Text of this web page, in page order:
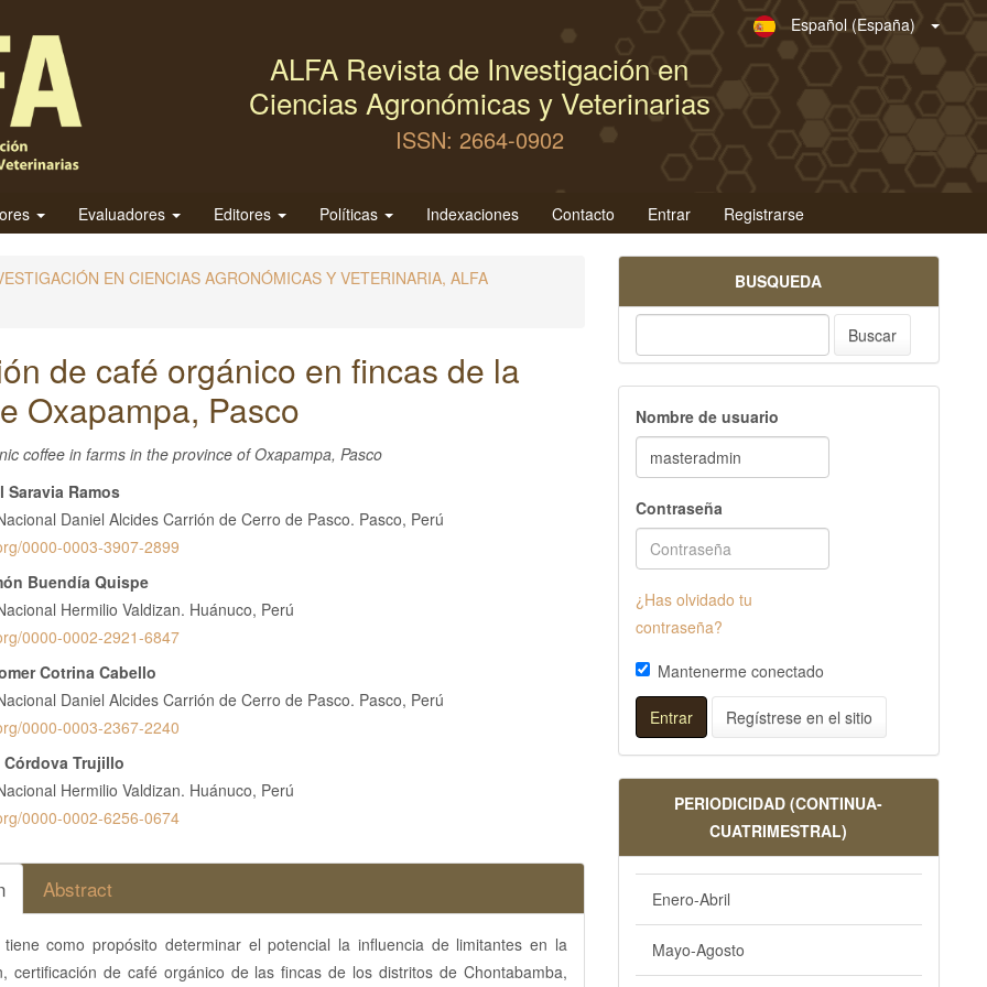
Español (España)
ALFA Revista de Investigación en
Ciencias Agronómicas y Veterinarias
ISSN: 2664-0902
Evaluadores Editores Políticas Indexaciones Contacto Entrar Registrarse
EN CIENCIAS AGRONÓMICAS Y VETERINARIA, ALFA
de café orgánico en fincas de la
Oxapampa, Pasco
coffee in farms in the province of Oxapampa, Pasco
Saravia Ramos
Daniel Alcides Carrión de Cerro de Pasco. Pasco, Perú
0000-0003-3907-2899
Buendía Quispe
Hermilio Valdizan. Huánuco, Perú
0000-0002-2921-6847
Cotrina Cabello
Daniel Alcides Carrión de Cerro de Pasco. Pasco, Perú
0000-0003-2367-2240
Córdova Trujillo
Hermilio Valdizan. Huánuco, Perú
0000-0002-6256-0674
Abstract
tiene como propósito determinar el potencial la influencia de limitantes en la
certificación de café orgánico de las fincas de los distritos de Chontabamba,
BUSQUEDA
Buscar
Nombre de usuario
Contraseña
¿Has olvidado tu
contraseña?
Mantenerme conectado
Entrar Regístrese en el sitio
PERIODICIDAD (CONTINUA-
CUATRIMESTRAL)
Enero-Abril
Mayo-Agosto